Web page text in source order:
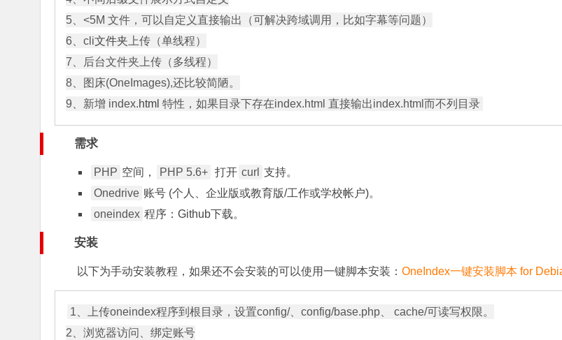
5、<5M 文件，可以自定义直接输出（可解决跨域调用，比如字幕等问题）
6、cli文件夹 上传（单线程）
7、后台文件夹上传（多线程）
8、图床(OneImages),还比较简陋。
9、新增 index.html
需求
PHP 空间， PHP 5.6+ 打开 curl 支持。
Onedrive 账号 (个人、企业版或教育版/工作或学校帐户)。
oneindex 程序： Github下载。
安装
以下为手动安装教程，如果还不会安装的可以使用一键脚本安装： OneIndex一键安装脚本 for
1、上传oneindex程序到根目录，设置config/、config/base.php、 cache/可读写权限。
2、浏览器访问、绑定账号